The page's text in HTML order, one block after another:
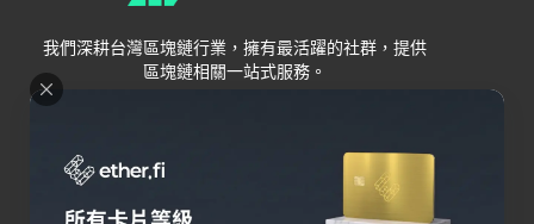
我們深耕台灣區塊鏈行業，擁有最活躍的社群，提供
區塊鏈相關一站式服務。
Grenade
關於我們
交易所